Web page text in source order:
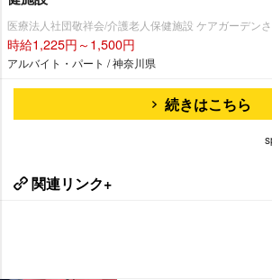
医療法人社団敬祥会/介護老人保健施設 ケアガーデン
時給1,225円～1,500円
アルバイト・パート / 神奈川県
続きはこちら
関連リンク+